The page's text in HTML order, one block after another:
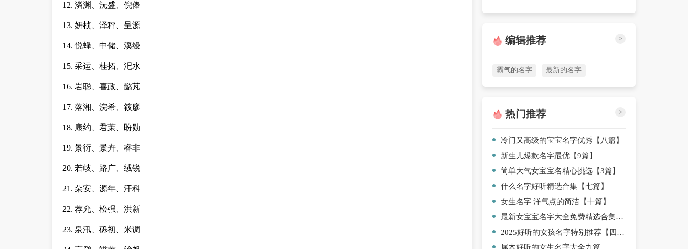
12. 潾渊、沅盛、倪俸
13. 妍桢、泽秤、呈源
14. 悦蜂、中储、溪缦
15. 采运、桂拓、汜水
16. 岩聪、喜政、懿芃
17. 落湘、浣希、筱廖
18. 康约、君茉、盼勋
19. 景衍、景卉、睿非
20. 若歧、路广、绒锐
21. 朵安、源年、汗科
22. 荐允、松强、洪新
23. 泉汛、砾初、米调
编辑推荐 >
霸气的名字 最新的名字
热门推荐 >
冷门又高级的宝宝名字优秀【八篇】
新生儿爆款名字最优【9篇】
简单大气女宝宝名精心挑选【3篇】
什么名字好听精选合集【七篇】
女生名字 洋气点的简洁【十篇】
最新女宝宝名字大全免费精选合集【九篇】
2025好听的女孩名字特别推荐【四篇】